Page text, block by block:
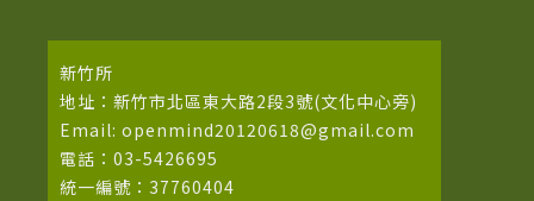
新竹所
地址：新竹市北區東大路2段3號(文化中心旁)
Email: openmind20120618@gmail.com
電話：03-5426695
統一編號：37760404